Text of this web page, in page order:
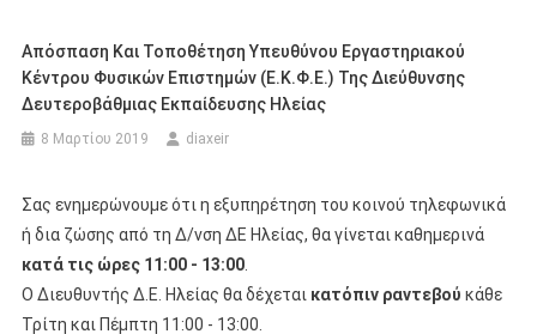
Απόσπαση Και Τοποθέτηση Υπευθύνου Εργαστηριακού
Κέντρου Φυσικών Επιστημών (Ε.Κ.Φ.Ε.) Της Διεύθυνσης
Δευτεροβάθμιας Εκπαίδευσης Ηλείας
8 Μαρτίου 2019 diaxeir
Σας ενημερώνουμε ότι η εξυπηρέτηση του κοινού τηλεφωνικά
ή δια ζώσης από τη Δ/νση ΔΕ Ηλείας, θα γίνεται καθημερινά
κατά τις ώρες 11:00 - 13:00.
Ο Διευθυντής Δ.Ε. Ηλείας θα δέχεται κατόπιν ραντεβού κάθε
Τρίτη και Πέμπτη 11:00 - 13:00.